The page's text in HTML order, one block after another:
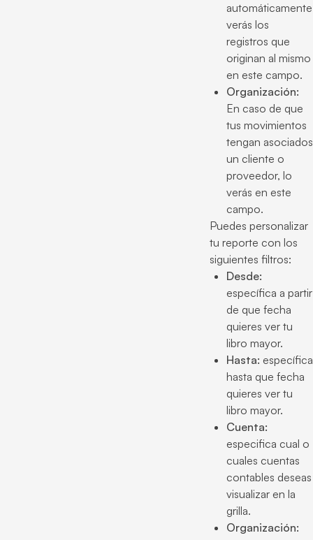
verás los
registros que
originan al mismo
en este campo.
Organización:
En caso de que
tus movimientos
tengan asociados
un cliente o
proveedor, lo
verás en este
campo.
Puedes personalizar
tu reporte con los
siguientes filtros:
Desde:
específica a partir
de que fecha
quieres ver tu
libro mayor.
Hasta: específica
hasta que fecha
quieres ver tu
libro mayor.
Cuenta:
especifica cual o
cuales cuentas
contables deseas
visualizar en la
grilla.
Organización: